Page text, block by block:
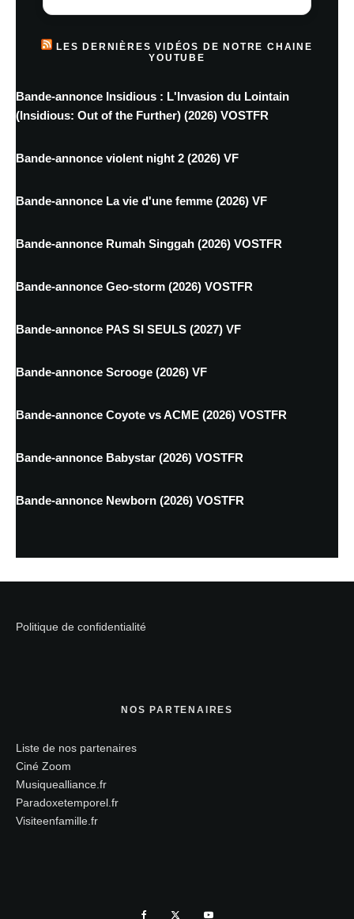
LES DERNIÈRES VIDÉOS DE NOTRE CHAINE
YOUTUBE
Bande-annonce Insidious : L'Invasion du Lointain
(Insidious: Out of the Further) (2026) VOSTFR
Bande-annonce violent night 2 (2026) VF
Bande-annonce La vie d'une femme (2026) VF
Bande-annonce Rumah Singgah (2026) VOSTFR
Bande-annonce Geo-storm (2026) VOSTFR
Bande-annonce PAS SI SEULS (2027) VF
Bande-annonce Scrooge (2026) VF
Bande-annonce Coyote vs ACME (2026) VOSTFR
Bande-annonce Babystar (2026) VOSTFR
Bande-annonce Newborn (2026) VOSTFR
Politique de confidentialité
NOS PARTENAIRES
Liste de nos partenaires
Ciné Zoom
Musiquealliance.fr
Paradoxetemporel.fr
Visiteenfamille.fr